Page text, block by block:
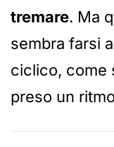
tremare. Ma
sembra farsi
ciclico, come
preso un